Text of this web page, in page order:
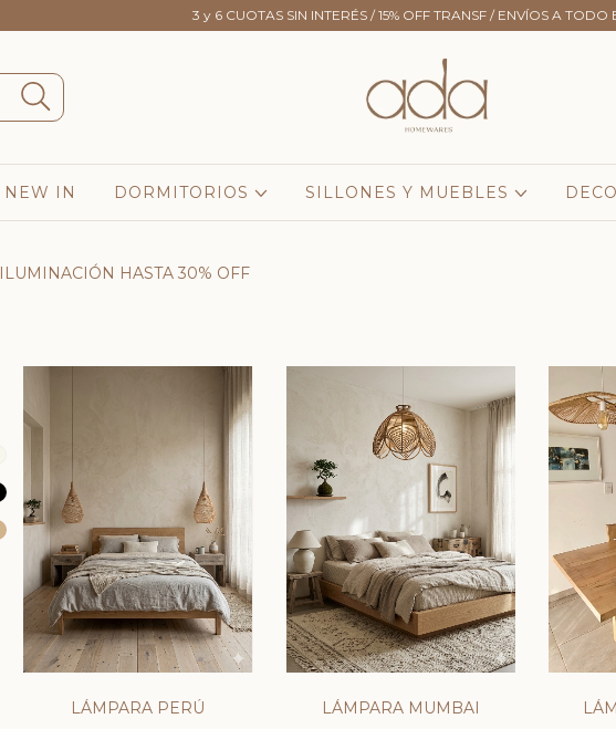
3 y 6 CUOTAS SIN INTERÉS / 15% OFF TRANSF / ENVÍOS A TODO
NEW IN DORMITORIOS SILLONES Y MUEBLES DECO
ILUMINACIÓN HASTA 30% OFF
LÁMPARA PERÚ LÁMPARA MUMBAI